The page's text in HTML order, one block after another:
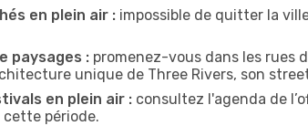
en plein air : impossible de quitter la
paysages : promenez-vous dans les rues
unique de Three Rivers, son
en plein air : consultez l'agenda de
période.